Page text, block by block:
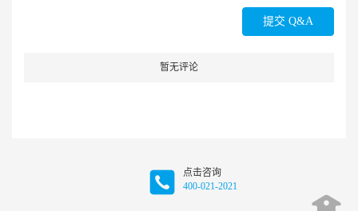
暂无评论
点击咨询
400-021-2021